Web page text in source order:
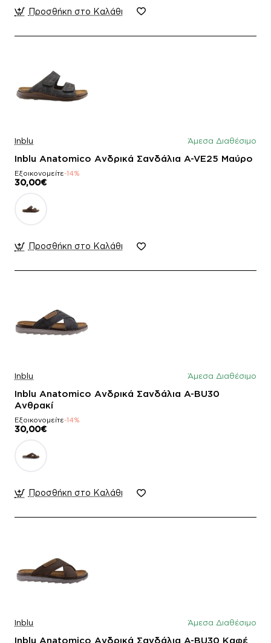
Προσθήκη στο Καλάθι
Inblu Άμεσα Διαθέσιμο
Inblu Anatomico Ανδρικά Σανδάλια A-VE25 Μαύρο
Εξοικονομείτε-14%
30,00€
Προσθήκη στο Καλάθι
Inblu Άμεσα Διαθέσιμο
Inblu Anatomico Ανδρικά Σανδάλια A-BU30
Ανθρακί
Εξοικονομείτε-14%
30,00€
Προσθήκη στο Καλάθι
Inblu Άμεσα Διαθέσιμο
Inblu Anatomico Ανδρικά Σανδάλια A-BU30 Καφέ